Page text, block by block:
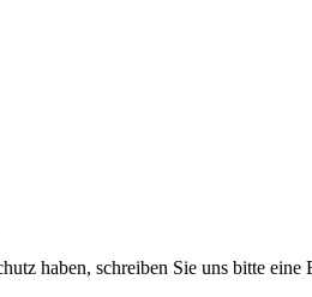
haben, schreiben Sie uns bitte